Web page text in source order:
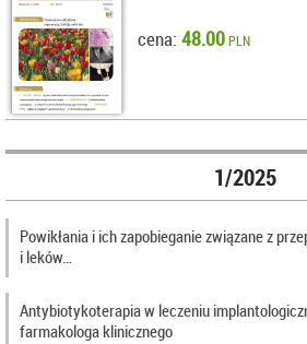
cena: 48.00PLN
1/2025
Powikłania i ich zapobieganie związane z
i leków…
Antybiotykoterapia w leczeniu
farmakologa klinicznego